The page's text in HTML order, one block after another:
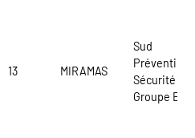
13 MIRAMAS
Sud
Prévention
Sécurité -
Groupe ECF